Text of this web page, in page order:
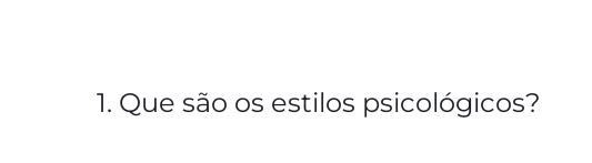
1. Que são os estilos psicológicos?